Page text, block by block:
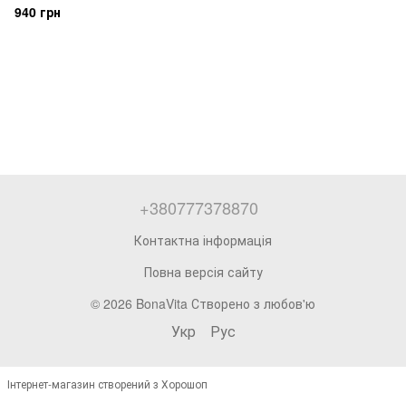
940 грн
+380777378870
Контактна інформація
Повна версія сайту
© 2026 BonaVita Створено з любов'ю
Укр Рус
Інтернет-магазин створений з Хорошоп